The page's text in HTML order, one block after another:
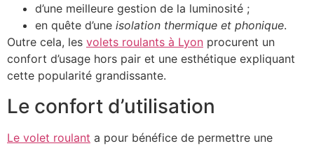
d’une meilleure gestion de la luminosité ;
en quête d’une isolation thermique et phonique.
Outre cela, les volets roulants à Lyon procurent un
confort d’usage hors pair et une esthétique expliquant
cette popularité grandissante.
Le confort d’utilisation
Le volet roulant a pour bénéfice de permettre une